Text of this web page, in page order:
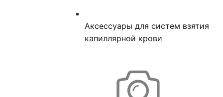
Аксессуары для систем взятия
капиллярной крови